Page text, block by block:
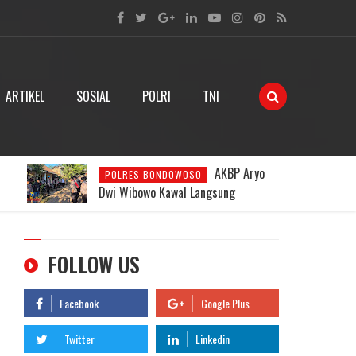
ARTIKEL SOSIAL POLRI TNI
POLRES BONDOWOSO
Respons
Kilat Kapolres Aryo: Posko Darurat
FOLLOW US